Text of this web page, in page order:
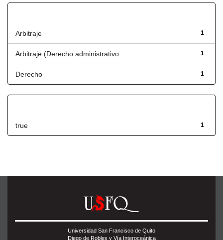
1
Arbitraje
1
Arbitraje (Derecho administrativo...
1
Derecho
1
true
Universidad San Francisco de Quito
Diego de Robles y Vía Interoceánica